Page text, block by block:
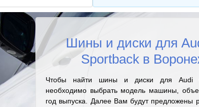
Шины и диски для
Sportback в
Чтобы найти шины и диски для Audi
необходимо выбрать модель машины,
год выпуска. Далее Вам будут предложены